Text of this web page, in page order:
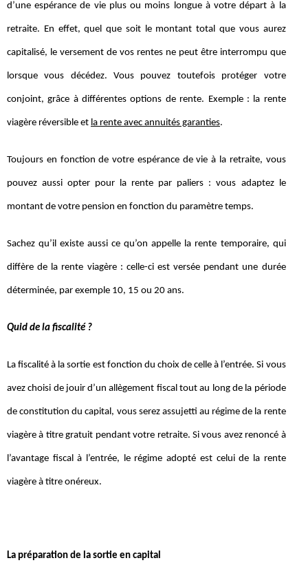
d’une espérance de vie plus ou moins longue à votre départ à la
retraite. En effet, quel que soit le montant total que vous aurez
capitalisé, le versement de vos rentes ne peut être interrompu que
lorsque vous décédez. Vous pouvez toutefois protéger votre
conjoint, grâce à différentes options de rente. Exemple : la rente
viagère réversible et la rente avec annuités garanties.
Toujours en fonction de votre espérance de vie à la retraite, vous
pouvez aussi opter pour la rente par paliers : vous adaptez le
montant de votre pension en fonction du paramètre temps.
Sachez qu’il existe aussi ce qu’on appelle la rente temporaire, qui
diffère de la rente viagère : celle-ci est versée pendant une durée
déterminée, par exemple 10, 15 ou 20 ans.
Quid de la fiscalité ?
La fiscalité à la sortie est fonction du choix de celle à l’entrée. Si vous
avez choisi de jouir d’un allègement fiscal tout au long de la période
de constitution du capital, vous serez assujetti au régime de la rente
viagère à titre gratuit pendant votre retraite. Si vous avez renoncé à
l’avantage fiscal à l’entrée, le régime adopté est celui de la rente
viagère à titre onéreux.
La préparation de la sortie en capital